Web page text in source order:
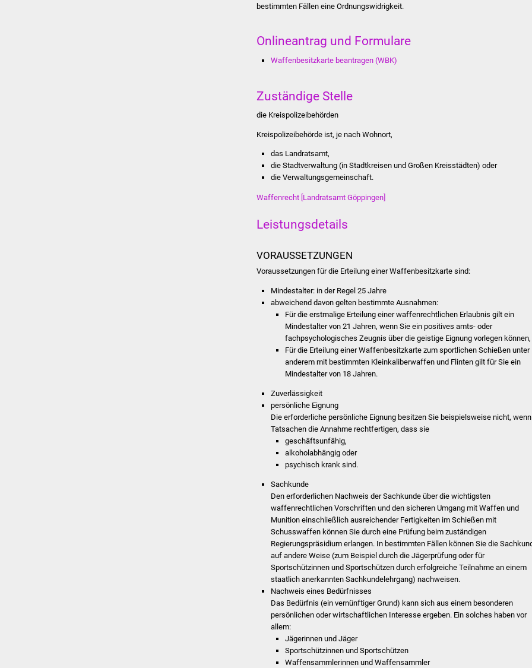
bestimmten Fällen eine Ordnungswidrigkeit.
Onlineantrag und Formulare
Waffenbesitzkarte beantragen (WBK)
Zuständige Stelle
die Kreispolizeibehörden
Kreispolizeibehörde ist, je nach Wohnort,
das Landratsamt,
die Stadtverwaltung (in Stadtkreisen und Großen Kreisstädten) oder
die Verwaltungsgemeinschaft.
Waffenrecht [Landratsamt Göppingen]
Leistungsdetails
VORAUSSETZUNGEN
Voraussetzungen für die Erteilung einer Waffenbesitzkarte sind:
Mindestalter: in der Regel 25 Jahre
abweichend davon gelten bestimmte Ausnahmen:
Für die erstmalige Erteilung einer waffenrechtlichen Erlaubnis gilt ein
Mindestalter von 21 Jahren, wenn Sie ein positives amts- oder
fachpsychologisches Zeugnis über die geistige Eignung vorlegen können,
Für die Erteilung einer Waffenbesitzkarte zum sportlichen Schießen unter
anderem mit bestimmten Kleinkaliberwaffen und Flinten gilt für Sie ein
Mindestalter von 18 Jahren.
Zuverlässigkeit
persönliche Eignung
Die erforderliche persönliche Eignung besitzen Sie beispielsweise nicht, wenn
Tatsachen die Annahme rechtfertigen, dass sie
geschäftsunfähig,
alkoholabhängig oder
psychisch krank sind.
Sachkunde
Den erforderlichen Nachweis der Sachkunde über die wichtigsten
waffenrechtlichen Vorschriften und den sicheren Umgang mit Waffen und
Munition einschließlich ausreichender Fertigkeiten im Schießen mit
Schusswaffen können Sie durch eine Prüfung beim zuständigen
Regierungspräsidium erlangen. In bestimmten Fällen können Sie die
auf andere Weise (zum Beispiel durch die Jägerprüfung oder für
Sportschützinnen und Sportschützen durch erfolgreiche Teilnahme an einem
staatlich anerkannten Sachkundelehrgang) nachweisen.
Nachweis eines Bedürfnisses
Das Bedürfnis (ein vernünftiger Grund) kann sich aus einem besonderen
persönlichen oder wirtschaftlichen Interesse ergeben. Ein solches haben vor
allem:
Jägerinnen und Jäger
Sportschützinnen und Sportschützen
Waffensammlerinnen und Waffensammler